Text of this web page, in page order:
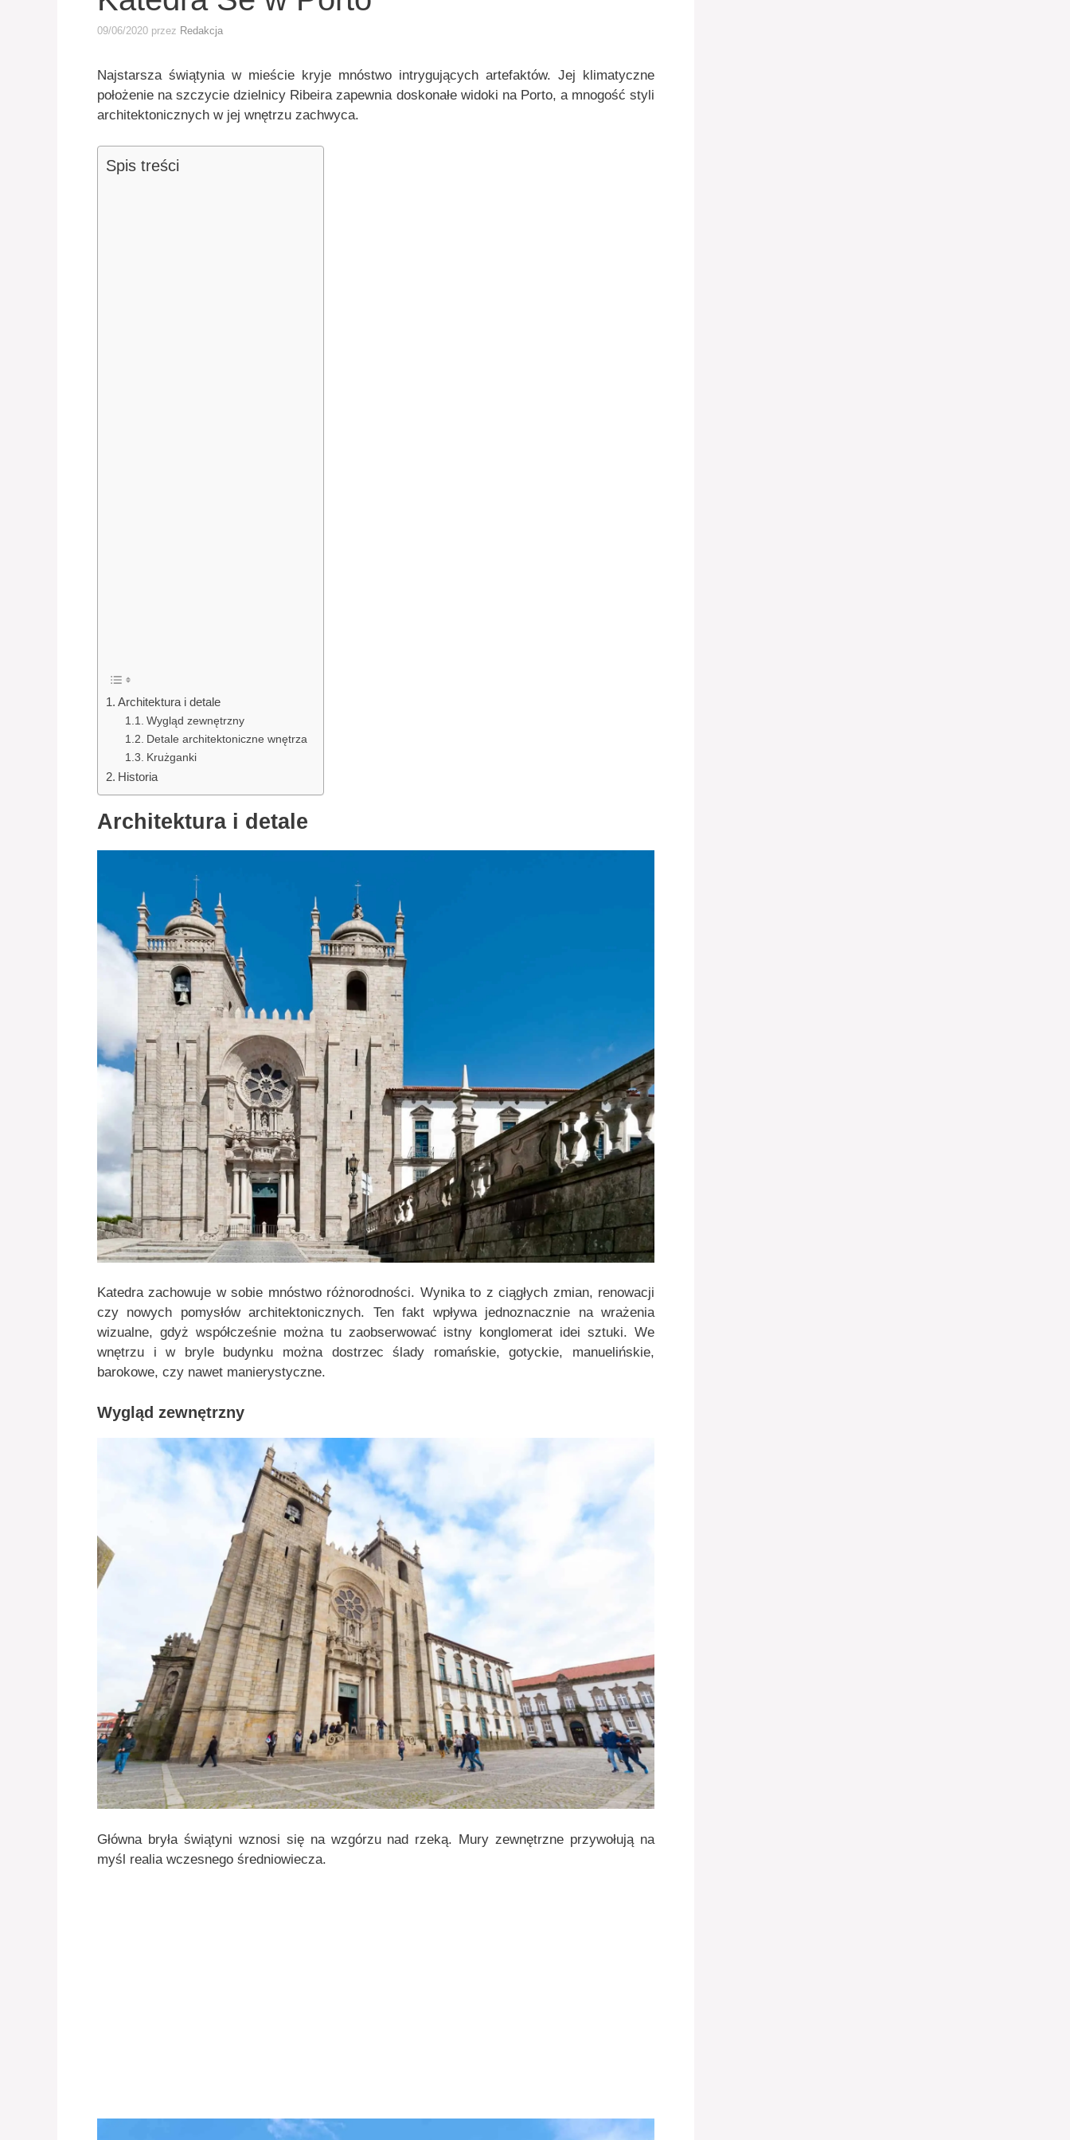
09/06/2020 przez Redakcja
Najstarsza świątynia w mieście kryje mnóstwo intrygujących artefaktów. Jej klimatyczne
położenie na szczycie dzielnicy Ribeira zapewnia doskonałe widoki na Porto, a mnogość styli
architektonicznych w jej wnętrzu zachwyca.
Spis treści
Architektura i detale
Wygląd zewnętrzny
Detale architektoniczne wnętrza
Krużganki
Historia
Architektura i detale
Katedra zachowuje w sobie mnóstwo różnorodności. Wynika to z ciągłych zmian, renowacji
czy nowych pomysłów architektonicznych. Ten fakt wpływa jednoznacznie na wrażenia
wizualne, gdyż współcześnie można tu zaobserwować istny konglomerat idei sztuki. We
wnętrzu i w bryle budynku można dostrzec ślady romańskie, gotyckie, manuelińskie,
barokowe, czy nawet manierystyczne.
Wygląd zewnętrzny
Główna bryła świątyni wznosi się na wzgórzu nad rzeką. Mury zewnętrzne przywołują na
myśl realia wczesnego średniowiecza.